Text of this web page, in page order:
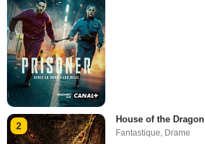
2
House of the Dragon
Fantastique Drame